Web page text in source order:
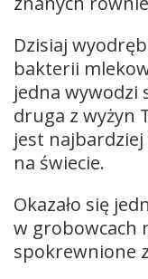
Dzisiaj
bakterii
jedna wywodzi
druga z wyżyn
jest
na świecie.
Okazało się
w grobowcach
spokrewnione